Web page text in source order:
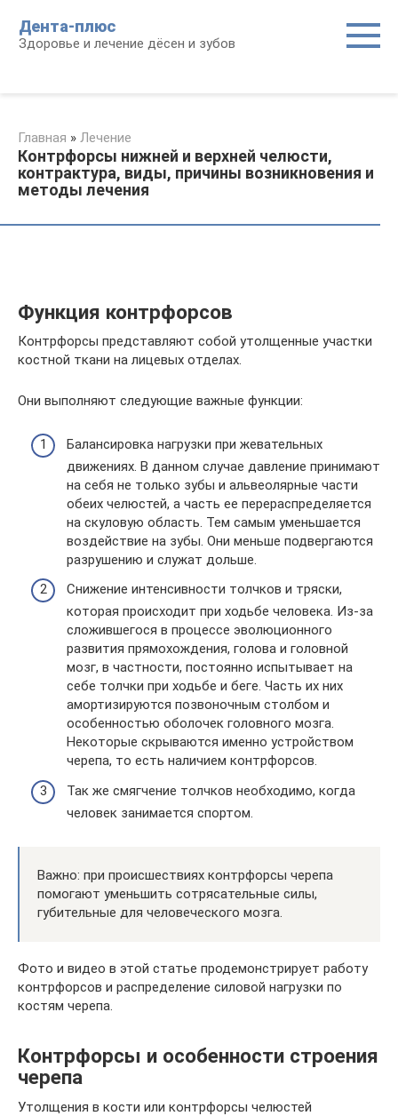
контенту
Дента-плюс
Здоровье и лечение дёсен и зубов
Главная » Лечение
Контрфорсы нижней и верхней челюсти,
контрактура, виды, причины возникновения и
методы лечения
Функция контрфорсов
Контрфорсы представляют собой утолщенные участки
костной ткани на лицевых отделах.
Они выполняют следующие важные функции:
Балансировка нагрузки при жевательных
движениях. В данном случае давление принимают
на себя не только зубы и альвеолярные части
обеих челюстей, а часть ее перераспределяется
на скуловую область. Тем самым уменьшается
воздействие на зубы. Они меньше подвергаются
разрушению и служат дольше.
Снижение интенсивности толчков и тряски,
которая происходит при ходьбе человека. Из-за
сложившегося в процессе эволюционного
развития прямохождения, голова и головной
мозг, в частности, постоянно испытывает на
себе толчки при ходьбе и беге. Часть их них
амортизируются позвоночным столбом и
особенностью оболочек головного мозга.
Некоторые скрываются именно устройством
черепа, то есть наличием контрфорсов.
Так же смягчение толчков необходимо, когда
человек занимается спортом.
Важно: при происшествиях контрфорсы черепа
помогают уменьшить сотрясательные силы,
губительные для человеческого мозга.
Фото и видео в этой статье продемонстрирует работу
контрфорсов и распределение силовой нагрузки по
костям черепа.
Контрфорсы и особенности строения
черепа
Утолщения в кости или контрфорсы челюстей